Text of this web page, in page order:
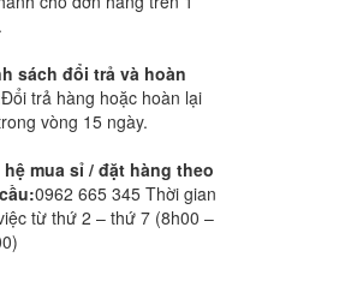
sách đổi trả và hoàn
Đổi trả hàng hoặc hoàn lại
vòng 15 ngày.
hệ mua sỉ / đặt hàng theo
0962 665 345 Thời gian
từ thứ 2 – thứ 7 (8h00 –